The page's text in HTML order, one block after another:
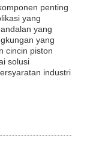
penting
yang
yang
yang
cincin piston
solusi
industri